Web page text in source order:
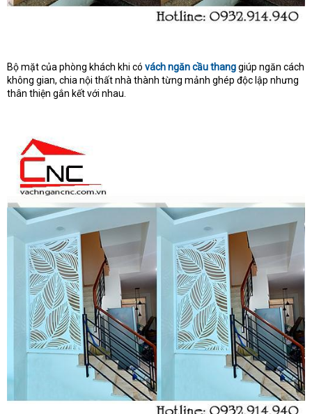
Bộ mặt của phòng khách khi có vách ngăn cầu thanggiúp ngăn cách
không gian, chia nội thất nhà thành từng mảnh ghép độc lập nhưng
thân thiện gắn kết với nhau.